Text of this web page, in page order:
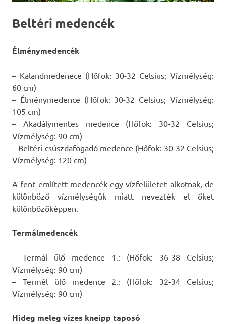
Beltéri medencék
Élménymedencék
– Kalandmedenece (Hőfok: 30-32 Celsius; Vízmélység:
60 cm)
– Élménymedence (Hőfok: 30-32 Celsius; Vízmélység:
105 cm)
– Akadálymentes medence (Hőfok: 30-32 Celsius;
Vízmélység: 90 cm)
– Beltéri csúszdafogadó medence (Hőfok: 30-32 Celsius;
Vízmélység: 120 cm)
A fent említett medencék egy vízfelületet alkotnak, de
különböző vízmélységük miatt nevezték el őket
különbözőképpen.
Termálmedencék
– Termál ülő medence 1.: (Hőfok: 36-38 Celsius;
Vízmélység: 90 cm)
– Termél ülő medence 2.: (Hőfok: 32-34 Celsius;
Vízmélység: 90 cm)
Hideg meleg vizes kneipp taposó